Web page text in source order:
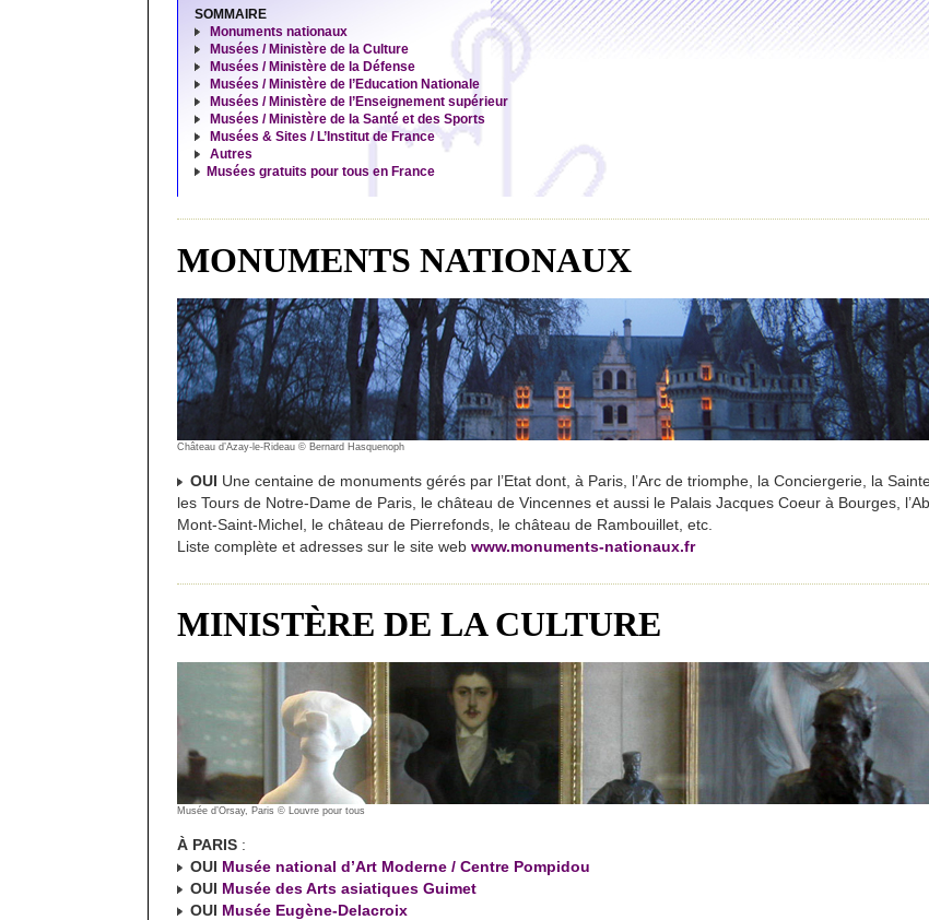
SOMMAIRE
Monuments nationaux
Musées / Ministère de la Culture
Musées / Ministère de la Défense
Musées / Ministère de l’Education Nationale
Musées / Ministère de l’Enseignement supérieur
Musées / Ministère de la Santé et des Sports
Musées & Sites / L’Institut de France
Autres
Musées gratuits pour tous en France
MONUMENTS NATIONAUX
Château d’Azay-le-Rideau © Bernard Hasquenoph
OUI Une centaine de monuments gérés par l’Etat dont, à Paris, l’Arc de triomphe, la Conciergerie, la
les Tours de Notre-Dame de Paris, le château de Vincennes et aussi le Palais Jacques Coeur à Bourges,
Mont-Saint-Michel, le château de Pierrefonds, le château de Rambouillet, etc.
Liste complète et adresses sur le site web www.monuments-nationaux.fr
MINISTÈRE DE LA CULTURE
Musée d’Orsay, Paris © Louvre pour tous
À PARIS :
OUI Musée national d’Art Moderne / Centre Pompidou
OUI Musée des Arts asiatiques Guimet
OUI Musée Eugène-Delacroix